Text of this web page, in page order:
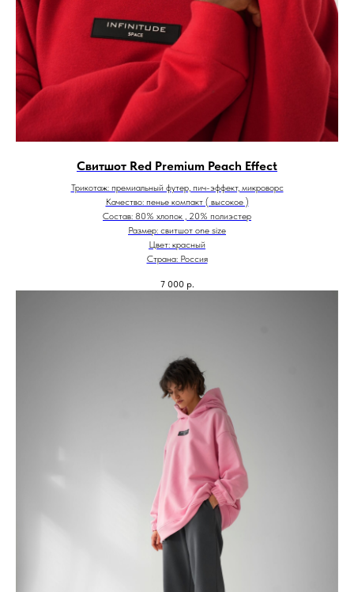
Свитшот Red Premium Peach Effect
Трикотаж: премиальный футер, пич-эффект, микроворс
Качество: пенье компакт ( высокое )
Состав: 80% хлопок , 20% полиэстер
Размер: свитшот one size
Цвет: красный
Страна: Россия
7 000 р.